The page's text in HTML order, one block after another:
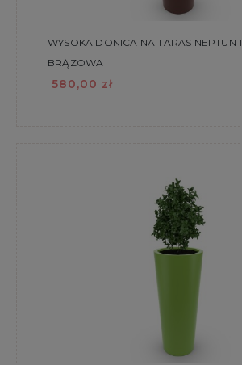
WYSOKA DONICA NA TARAS NEPTUN
BRĄZOWA
580,00 zł